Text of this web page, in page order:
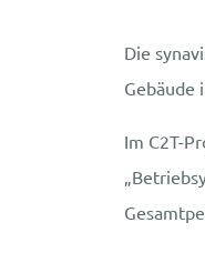
Die
Gebäude
Im C2T-